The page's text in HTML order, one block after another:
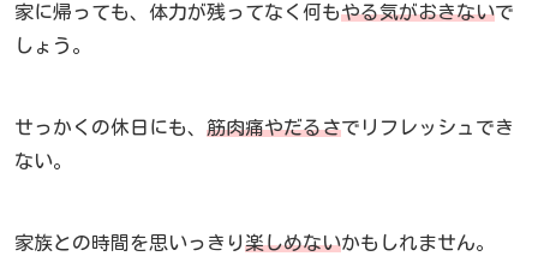
家に帰っても、体力が残ってなく何もやる気がおきないで
しょう。
せっかくの休日にも、 筋肉痛やだるさでリフレッシュでき
ない。
家族との時間を思いっきり楽しめないかもしれません。